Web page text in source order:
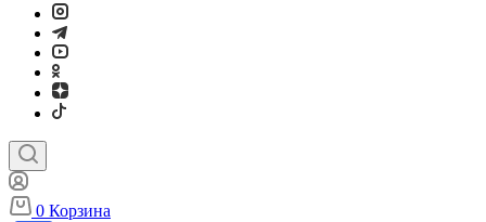
0 Корзина